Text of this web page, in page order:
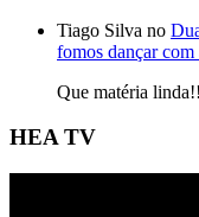
Tiago Silva no
fomos dançar com
Que matéria
HEA TV